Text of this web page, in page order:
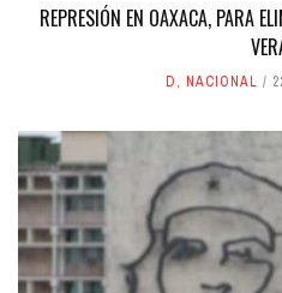
REPRESIÓN EN OAXACA, PARA
D, NACIONAL